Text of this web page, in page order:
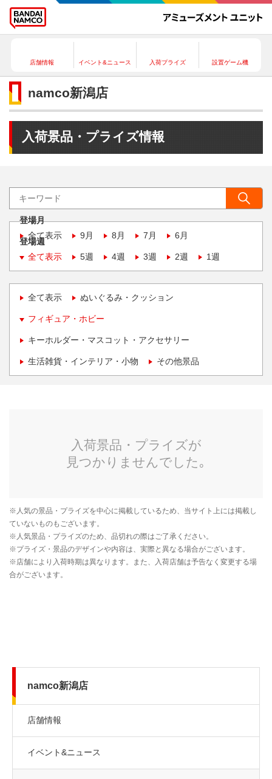
店舗情報 イベント&ニュース 入荷プライズ 設置ゲーム機
namco新潟店
入荷景品・プライズ情報
登場月
全て表示
9月 8月 7月 6月
登場週
全て表示
5週 4週 3週 2週 1週
全て表示 ぬいぐるみ・クッション
フィギュア・ホビー
キーホルダー・マスコット・アクセサリー
生活雑貨・インテリア・小物 その他景品
namco新潟店
店舗情報
イベント&ニュース